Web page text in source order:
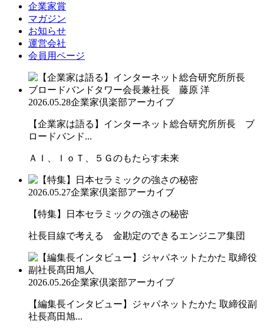
企業家賞
マガジン
お知らせ
運営会社
会員用ページ
2026.05.28企業家倶楽部アーカイブ
【企業家は語る】インターネット総合研究所所長 ブ
ロードバンド...
ＡＩ、ＩｏＴ、５Ｇのもたらす未来
2026.05.27企業家倶楽部アーカイブ
【特集】日本セラミックの強さの秘密
社長目線で考える 金勘定のできるエンジニア集団
2026.05.26企業家倶楽部アーカイブ
【編集長インタビュー】ジャパネットたかた 取締役副
社長髙田旭...